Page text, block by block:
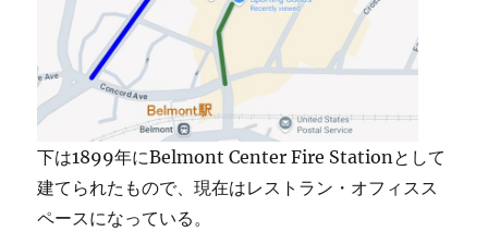
下は1899年にBelmont Center Fire Stationとして
建てられたもので、現在はレストラン・オフィスス
ペースになっている。